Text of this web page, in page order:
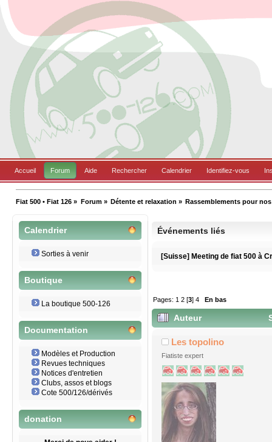
Accueil Forum Aide Rechercher Calendrier Identifiez-vous
Fiat 500 • Fiat 126 » Forum» Détente et relaxation » Rassemblements pour
Calendrier
Sorties à venir
Boutique
La boutique 500-126
Documentation
Modèles et Production
Revues techniques
Notices d'entretien
Clubs, assos et blogs
Cote 500/126/dérivés
donation
Événements liés
[Suisse] Meeting de fiat 500 à
Pages: 1 2 [3]4 En bas
Auteur
Les topolino
Fiatiste expert